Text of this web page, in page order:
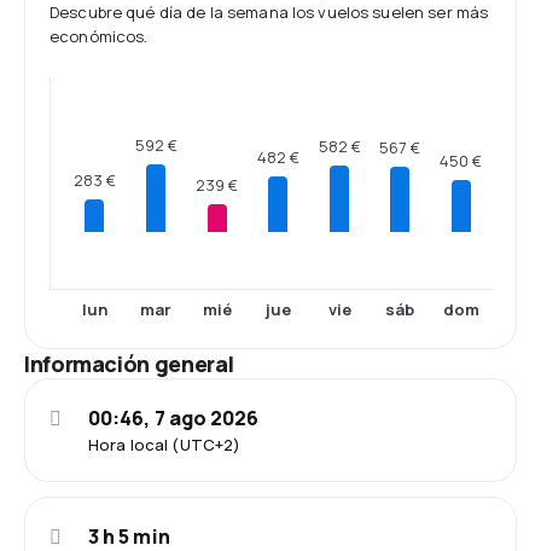
Descubre qué día de la semana los vuelos suelen ser más
económicos.
283 €
lun
592 €
mar
239 €
mié
482 €
jue
582 €
vie
567 €
sáb
450 €
dom
Información general
Hora local (UTC+2)
00:46, 7 ago 2026
3 h 5 min